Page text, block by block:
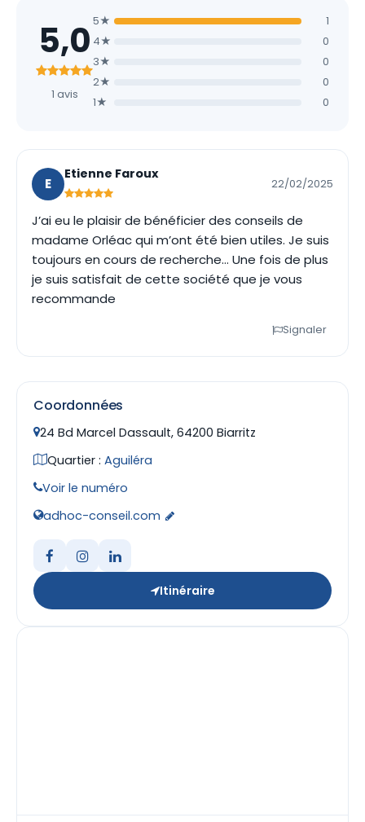
5,0
1 avis
5★
1
4★
0
3★
0
2★
0
1★
0
E
Etienne Faroux
22/02/2025
J’ai eu le plaisir de bénéficier des conseils de
madame Orléac qui m’ont été bien utiles. Je suis
toujours en cours de recherche… Une fois de plus
je suis satisfait de cette société que je vous
recommande
Signaler
Coordonnées
24 Bd Marcel Dassault, 64200 Biarritz
Quartier : Aguiléra
Voir le numéro
adhoc-conseil.com
Itinéraire